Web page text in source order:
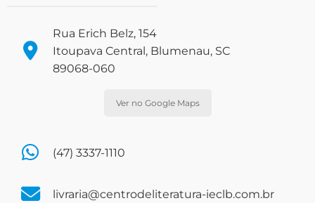
Rua Erich Belz, 154
Itoupava Central, Blumenau, SC
89068-060
Ver no Google Maps
(47) 3337-1110
livraria@centrodeliteratura-ieclb.com.br